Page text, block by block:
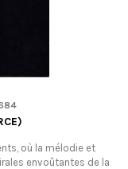
où la mélodie et
envoûtantes de la